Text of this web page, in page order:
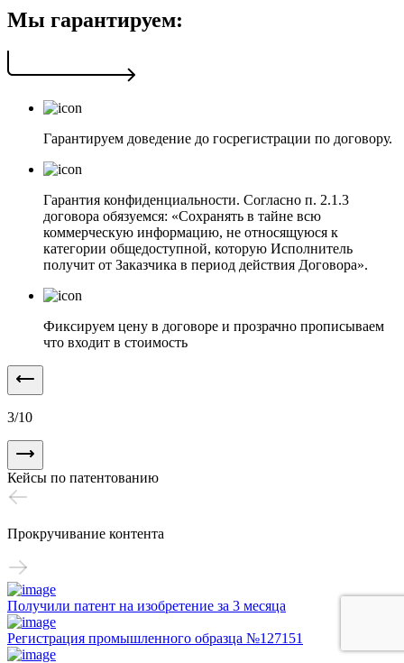
Мы гарантируем:
Гарантируем доведение до госрегистрации по договору.
Гарантия конфиденциальности. Согласно п. 2.1.3
договора обязуемся: «Сохранять в тайне всю
коммерческую информацию, не относящуюся к
категории общедоступной, которую Исполнитель
получит от Заказчика в период действия Договора».
Фиксируем цену в договоре и прозрачно прописываем
что входит в стоимость
3/10
Кейсы по патентованию
Прокручивание контента
Получили патент на изобретение за 3 месяца
Регистрация промышленного образца №127151